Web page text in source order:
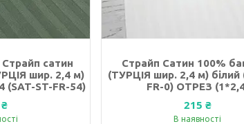
сатин
шир. 2,4 м)
(SAT-ST-FR-54)
Страйп Сатин 100%
(ТУРЦІЯ шир. 2,4 м) білий
FR-0) ОТРЕЗ
215 ₴
В наявності